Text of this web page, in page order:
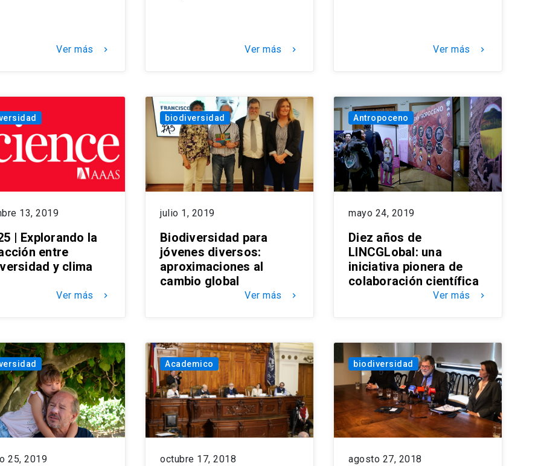
Ver más keyboard_arrow_right Ver más keyboard_arrow_right Ver más keyboard_arrow_right
13, 2019
| Explorando la
entre
y clima
Ver más keyboard_arrow_right
biodiversidad
julio 1, 2019
Biodiversidad para
jóvenes diversos:
aproximaciones al
cambio global
Ver más keyboard_arrow_right
Antropoceno
mayo 24, 2019
Diez años de
LINCGLobal: una
iniciativa pionera de
colaboración científica
Ver más keyboard_arrow_right
25, 2019
Academico
octubre 17, 2018
biodiversidad
agosto 27, 2018